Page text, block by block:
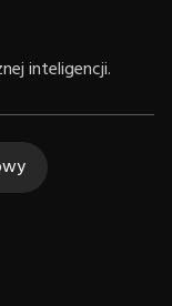
inteligencji.